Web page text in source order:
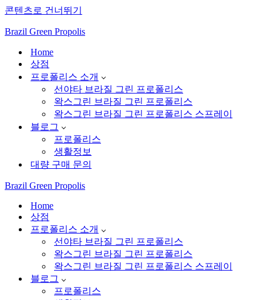
콘텐츠로 건너뛰기
Brazil Green Propolis
Home
상점
프로폴리스 소개
선야타 브라질 그린 프로폴리스
왁스그린 브라질 그린 프로폴리스
왁스그린 브라질 그린 프로폴리스 스프레이
블로그
프로폴리스
생활정보
대량 구매 문의
Brazil Green Propolis
Home
상점
프로폴리스 소개
선야타 브라질 그린 프로폴리스
왁스그린 브라질 그린 프로폴리스
왁스그린 브라질 그린 프로폴리스 스프레이
블로그
프로폴리스